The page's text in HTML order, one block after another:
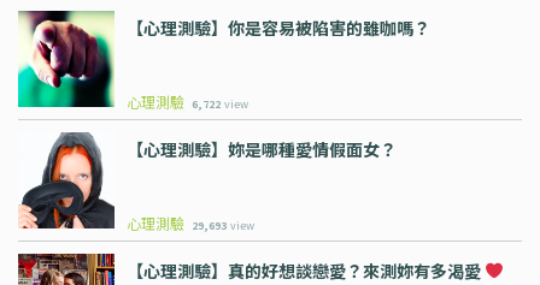
【心理測驗】你是容易被陷害的雖咖嗎？
心理測驗 6,722 view
【心理測驗】妳是哪種愛情假面女？
心理測驗 29,693 view
【心理測驗】真的好想談戀愛？來測妳有多渴愛